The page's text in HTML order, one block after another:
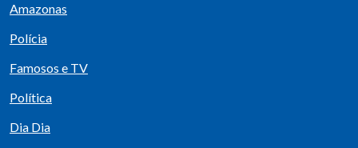
Amazonas
Polícia
Famosos e TV
Política
Dia Dia